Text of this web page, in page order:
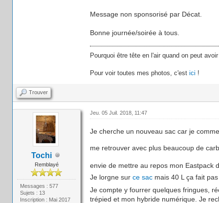
Message non sponsorisé par Décat.
Bonne journée/soirée à tous.
Pourquoi être tête en l'air quand on peut
Pour voir toutes mes photos, c'est ici !
Trouver
Tochi
Remblayé
Messages : 577
Sujets : 13
Inscription : Mai 2017
Jeu. 05 Juil. 2018, 11:47
Je cherche un nouveau sac car je
me retrouver avec plus beaucoup de
envie de mettre au repos mon Eastpack
Je lorgne sur ce sacmais 40 L ça fait
Je compte y fourrer quelques fringues,
trépied et mon hybride numérique. Je